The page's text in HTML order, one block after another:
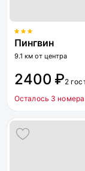
Пингвин
9.1 км от центра
2400 ₽2
Осталось 3